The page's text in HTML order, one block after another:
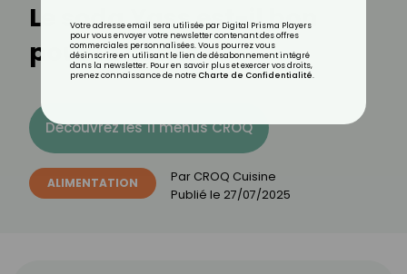
Le soda Yass est-il bon
pour la santé ?
Découvrez les 11 menus CROQ
ALIMENTATION Par CROQ Cuisine
Publié le 27/07/2025
Votre adresse email sera utilisée par Digital Prisma Players
pour vous envoyer votre newsletter contenant des offres
commerciales personnalisées. Vous pourrez vous
désinscrire en utilisant le lien de désabonnement intégré
dans la newsletter. Pour en savoir plus et exercer vos droits,
prenez connaissance de notre Charte de Confidentialité.